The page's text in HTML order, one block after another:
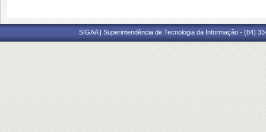
SIGAA | Superintendência de Tecnologia da Informação - (84)